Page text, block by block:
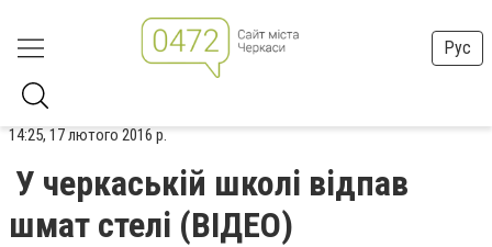
Рус
14:25, 17 лютого 2016 р.
У черкаській школі відпав
шмат стелі (ВІДЕО)